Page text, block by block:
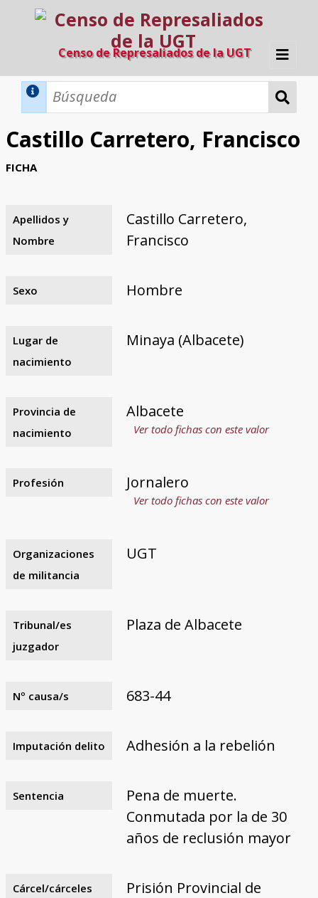
Censo de Represaliados de la UGT
Inicio
Búsqueda Dinámica
Búsqueda Avanzada
Razones y objetivos
El equipo
Colaboradores
Fuentes documentales
Castillo Carretero, Francisco
FICHA
Apellidos y
Nombre
Castillo Carretero,
Francisco
Sexo Hombre
Lugar de
nacimiento
Minaya (Albacete)
Provincia de
nacimiento
Albacete
Ver todo fichas con este valor
Profesión Jornalero
Ver todo fichas con este valor
Organizaciones
de militancia
UGT
Tribunal/es
juzgador
Plaza de Albacete
Nº causa/s 683-44
Imputación delito Adhesión a la rebelión
Sentencia
Pena de muerte.
Conmutada por la de 30
años de reclusión mayor
Cárcel/cárceles
Prisión Provincial de